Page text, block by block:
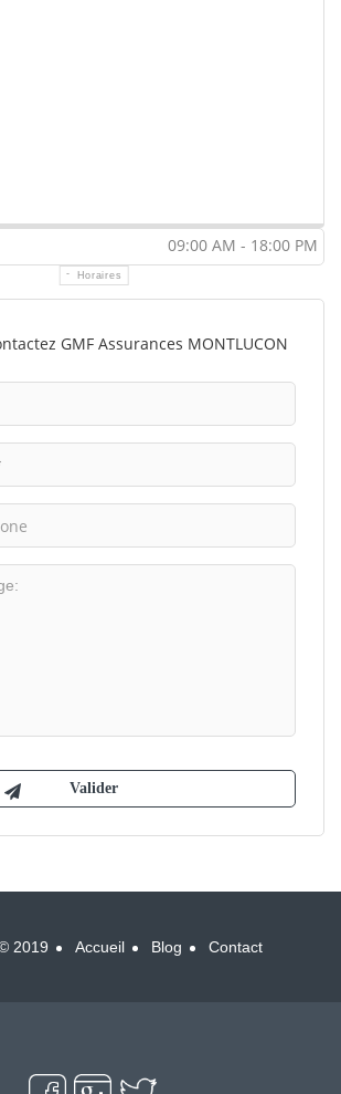
09:00 AM - 18:00 PM
Horaires
GMF Assurances MONTLUCON
2019 Accueil Blog Contact